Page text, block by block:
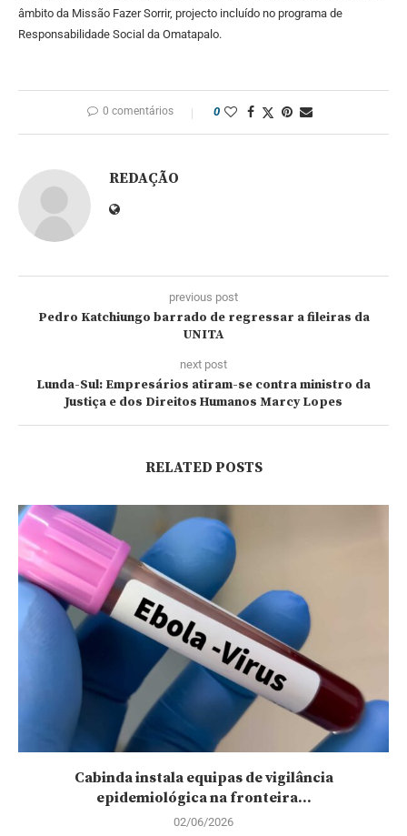
âmbito da Missão Fazer Sorrir, projecto incluído no programa de
Responsabilidade Social da Omatapalo.
0 comentários 0
REDAÇÃO
previous post
Pedro Katchiungo barrado de regressar a fileiras da
UNITA
next post
Lunda-Sul: Empresários atiram-se contra ministro da
Justiça e dos Direitos Humanos Marcy Lopes
RELATED POSTS
Cabinda instala equipas de vigilância
epidemiológica na fronteira...
02/06/2026